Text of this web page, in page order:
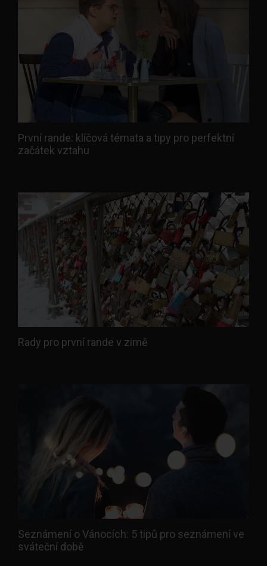
První rande: klíčová témata a tipy pro perfektní
začátek vztahu
Rady pro první rande v zimě
Seznámení o Vánocích: 5 tipů pro seznámení ve
sváteční době